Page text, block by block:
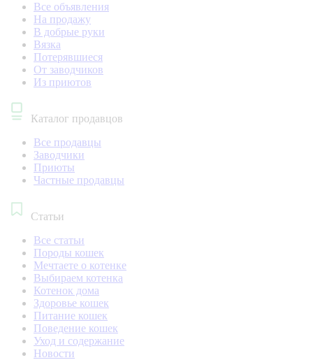
Все объявления
На продажу
В добрые руки
Вязка
Потерявшиеся
От заводчиков
Из приютов
Каталог продавцов
Все продавцы
Заводчики
Приюты
Частные продавцы
Статьи
Все статьи
Породы кошек
Мечтаете о котенке
Выбираем котенка
Котенок дома
Здоровье кошек
Питание кошек
Поведение кошек
Уход и содержание
Новости